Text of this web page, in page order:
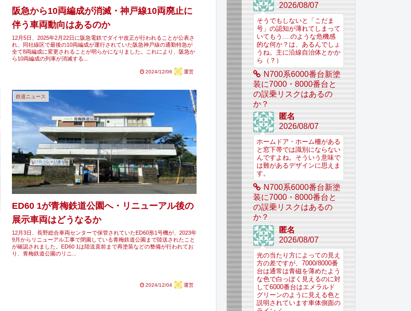
阪急から10両編成が消滅・神戸線10両廃止に
伴う車両動向はあるのか
12月5日、2025年2月22日に阪急電鉄でダイヤ改正が行われることが公表さ
れ、同社線区で最後の10両編成が運行されていた阪急神戸線の通勤特急が
全て8両編成に変更されることが明らかになりました。これにより、阪急か
ら10両編成の列車が消滅する...
2024/12/06 運営
鉄道ニュース
ED60 1が青梅鉄道公園へ・リニューアル後の
展示車両はどうなるか
12月3日、長野総合車両センターで保管されていたED60形1号機が、2023年
9月からリニューアル工事で閉園している青梅鉄道公園まで陸送されたこと
が確認されました。ED60 1は陸送直前まで再塗装などの整備が行われてお
り、青梅鉄道公園のリニ...
2024/12/04 運営
2026/08/07
そうでもしないと「こだま
号」の認知が薄れてしまって
いてもう....のような危機感
的な何か？は、あるんでしょ
うね。主に沿線自治体とかか
ら（？）
N700系6000番台新塗
装に7000・8000番台と
の誤乗リスクはあるの
か？
匿名
2026/08/07
ホームドア・ホーム柵がある
と窓下帯では識別にならない
んですよね。そういう意味で
は難があるデザインに思えま
す。
N700系6000番台新塗
装に7000・8000番台と
の誤乗リスクはあるの
か？
匿名
2026/08/07
光の当たり方によっての見え
方の差ですが、7000/8000番
台は通常は青磁を薄めたよう
な色で白っぽく見えるのに対
して6000番台はエメラルド
グリーンのように見える色と
説明されています車体側面の